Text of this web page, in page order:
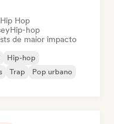
Hop
Hip-hop
de maior impacto
Hip-hop
Trap
Pop urbano